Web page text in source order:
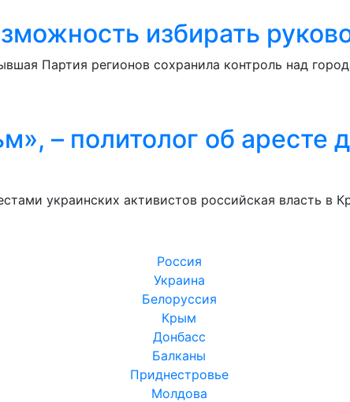
избирать
Партия регионов сохранила контроль над
– политолог об аресте
украинских активистов российская власть в
Россия
Украина
Белоруссия
Крым
Донбасс
Балканы
Приднестровье
Молдова